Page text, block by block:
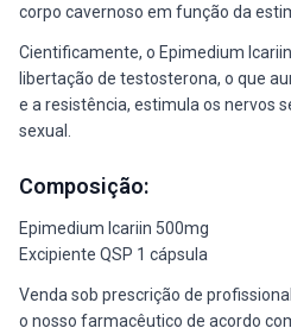
corpo cavernoso em função da
Cientificamente, o Epimedium
libertação de testosterona, o que
e a resistência, estimula os nervos
sexual.
Composição:
Epimedium Icariin 500mg
Excipiente QSP 1 cápsula
Venda sob prescrição de
o nosso farmacêutico de acordo